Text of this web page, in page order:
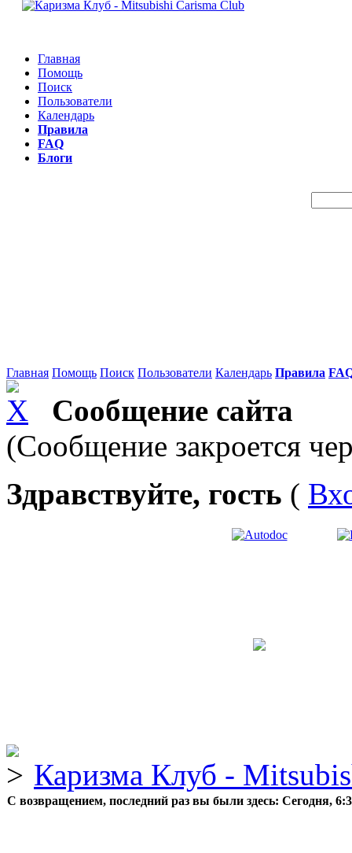
Главная
Помощь
Поиск
Пользователи
Календарь
Правила
FAQ
Блоги
Главная Помощь Поиск Пользователи Календарь Правила
Сообщение сайта
(Сообщение закроется
Здравствуйте, гость (
Каризма Клуб -
С возвращением, последний раз вы были здесь: Сегодня,